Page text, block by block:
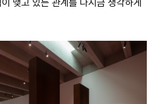
맺고 있는 관계를 다시금 생각하게